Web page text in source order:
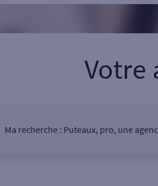
Votre
Ma recherche : Puteaux, pro, une